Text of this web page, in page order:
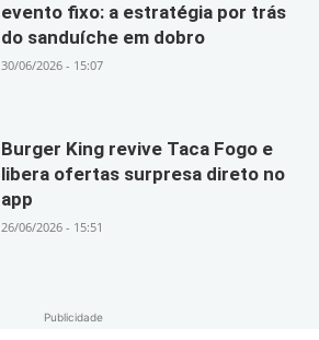
evento fixo: a estratégia por trás
do sanduíche em dobro
30/06/2026 - 15:07
Burger King revive Taca Fogo e
libera ofertas surpresa direto no
app
26/06/2026 - 15:51
Publicidade